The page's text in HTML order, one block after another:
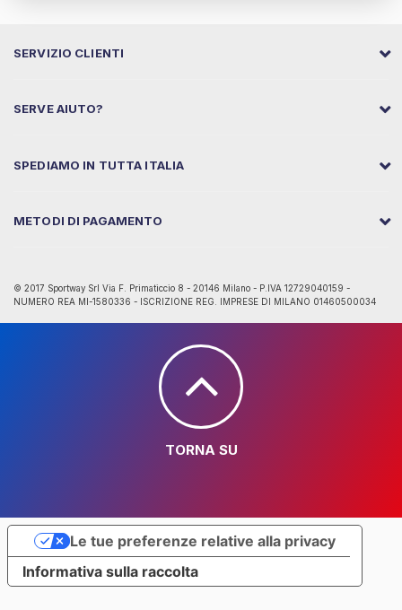
SERVIZIO CLIENTI
SERVE AIUTO?
SPEDIAMO IN TUTTA ITALIA
METODI DI PAGAMENTO
© 2017 Sportway Srl Via F. Primaticcio 8 - 20146 Milano - P.IVA 12729040159 -
NUMERO REA MI-1580336 - ISCRIZIONE REG. IMPRESE DI MILANO 01460500034
TORNA SU
Informativa sulla raccolta
Le tue preferenze relative alla privacy